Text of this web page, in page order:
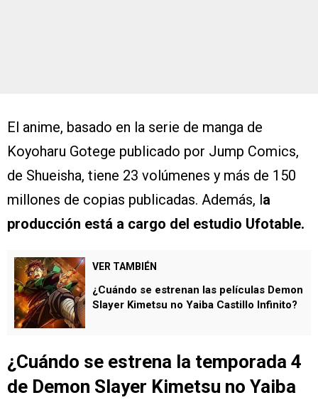
El anime, basado en la serie de manga de
Koyoharu Gotege publicado por Jump Comics,
de Shueisha, tiene 23 volúmenes y más de 150
millones de copias publicadas. Además, l a
producción está a cargo del estudio Ufotable.
VER TAMBIÉN
¿Cuándo se estrenan las películas Demon
Slayer Kimetsu no Yaiba Castillo Infinito?
¿Cuándo se estrena la temporada 4
de Demon Slayer Kimetsu no Yaiba